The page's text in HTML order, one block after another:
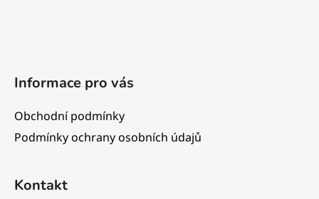
Informace pro vás
Obchodní podmínky
Podmínky ochrany osobních údajů
Kontakt